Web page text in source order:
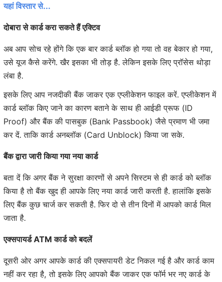
यहां विस्तार से...
दोबारा से कार्ड करा सकते हैं एक्टिव
अब आप सोच रहे होंगे कि एक बार कार्ड ब्लॉक हो गया तो वह बेकार हो गया,
उसे यूज कैसे करेंगे. खैर इसका भी तोड़ है. लेकिन इसके लिए प्रॉसेस थोड़ा
लंबा है.
इसके लिए आप नजदीकी बैंक जाकर एक एप्लीकेशन फाइल करें. एप्लीकेशन में
कार्ड ब्लॉक किए जाने का कारण बताने के साथ ही आईडी प्रूफ (ID
Proof) और बैंक की पासबुक (Bank Passbook) जैसे प्रमाण भी जमा
कर दें. ताकि कार्ड अनब्लॉक (Card Unblock) किया जा सके.
बैंक द्वारा जारी किया गया नया कार्ड
बता दें कि अगर बैंक ने सुरक्षा कारणों से अपने सिस्टम से ही कार्ड को ब्लॉक
किया है तो बैंक खुद ही आपके लिए नया कार्ड जारी करती है. हालांकि इसके
लिए बैंक कुछ चार्ज कर सकती है. फिर दो से तीन दिनों में आपको कार्ड मिल
जाता है.
एक्सपायर्ड ATM कार्ड को बदलें
दूसरी ओर अगर आपके कार्ड की एक्सपायरी डेट निकल गई है और कार्ड काम
नहीं कर रहा है, तो इसके लिए आपको बैंक जाकर एक फॉर्म भर नए कार्ड के